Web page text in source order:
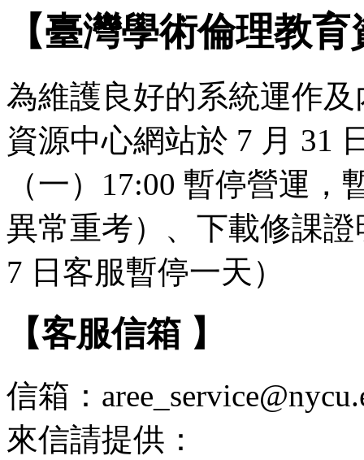
【臺灣學術倫理教
為維護良好的系統運作
資源中心網站於 7 月 31
（一）17:00 暫停營運
異常重考）、下載修課
7 日客服暫停一天）
【客服信箱 】
信箱：
來信請提供：